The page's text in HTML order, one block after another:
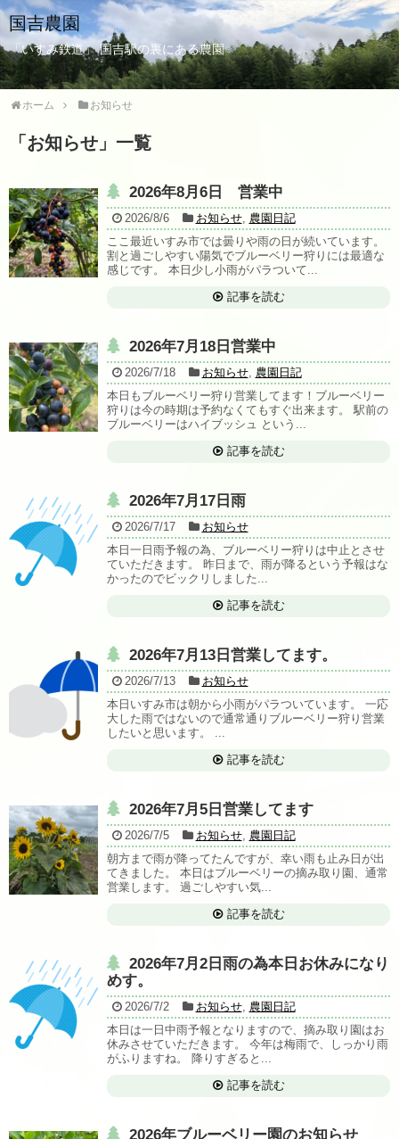
国吉農園
「いすみ鉄道」 国吉駅の裏にある農園
ホーム お知らせ
「 お知らせ 」 一覧
2026年8月6日 営業中
2026/8/6 お知らせ, 農園日記
ここ最近いすみ市では曇りや雨の日が続いています。
割と過ごしやすい陽気でブルーベリー狩りには最適な
感じです。 本日少し小雨がパラついて...
記事を読む
2026年7月18日営業中
2026/7/18 お知らせ, 農園日記
本日もブルーベリー狩り営業してます！ブルーベリー
狩りは今の時期は予約なくてもすぐ出来ます。 駅前の
ブルーベリーはハイブッシュ という...
記事を読む
2026年7月17日雨
2026/7/17
お知らせ
本日一日雨予報の為、ブルーベリー狩りは中止とさせ
ていただきます。 昨日まで、雨が降るという予報はな
かったのでビックリしました...
記事を読む
2026年7月13日営業してます。
2026/7/13
お知らせ
本日いすみ市は朝から小雨がパラついています。 一応
大した雨ではないので通常通りブルーベリー狩り営業
したいと思います。 ...
記事を読む
2026年7月5日営業してます
2026/7/5 お知らせ, 農園日記
朝方まで雨が降ってたんですが、幸い雨も止み日が出
てきました。 本日はブルーベリーの摘み取り園、通常
営業します。 過ごしやすい気...
記事を読む
2026年7月2日雨の為本日お休みになり
めす。
2026/7/2 お知らせ, 農園日記
本日は一日中雨予報となりますので、摘み取り園はお
休みさせていただきます。 今年は梅雨で、しっかり雨
がふりますね。 降りすぎると...
記事を読む
2026年ブルーベリー園のお知らせ